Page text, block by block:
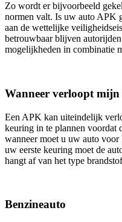
Zo wordt er bijvoorbeeld
normen valt. Is uw auto APK
aan de wettelijke
betrouwbaar blijven
mogelijkheden in combinatie
Wanneer verloopt
Een APK kan uiteindelijk
keuring in te plannen
wanneer moet u uw auto voor
uw eerste keuring moet de
hangt af van het type
Benzineauto